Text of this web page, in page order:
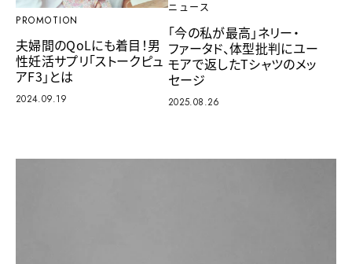
PROMOTION
夫婦間のQoLにも着目！男
性妊活サプリ「ストークピュ
アF3」とは
2024.09.19
ニュース
「今の私が最高」ネリー・
ファータド、体型批判にユー
モアで返したTシャツのメッ
セージ
2025.08.26